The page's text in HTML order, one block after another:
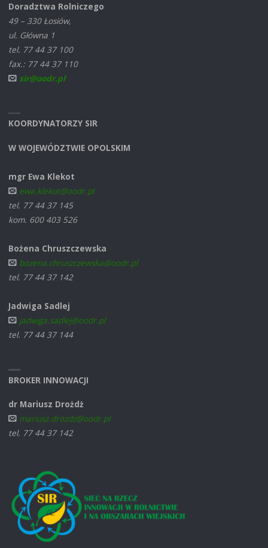
Doradztwa Rolniczego
49 – 330 Łosiów,
ul. Główna 1
tel. 77 44 37 100
fax.: 77 44 37 110
sir@oodr.pl
KOORDYNATORZY SIR
W WOJEWÓDZTWIE OPOLSKIM
mgr Ewa Klekot
ewa.klekot@oodr.pl
tel. 77 44 37 145
kom. 600 403 526
Bożena Chruszczewska
bozena.chruszczewska@oodr.pl
tel. 77 44 37 142
Jadwiga Sadlej
jadwiga.sadlej@oodr.pl
tel. 77 44 37 144
BROKER INNOWACJI
dr Mariusz Drożdż
mariusz.drozdz@oodr.pl
tel. 77 44 37 142